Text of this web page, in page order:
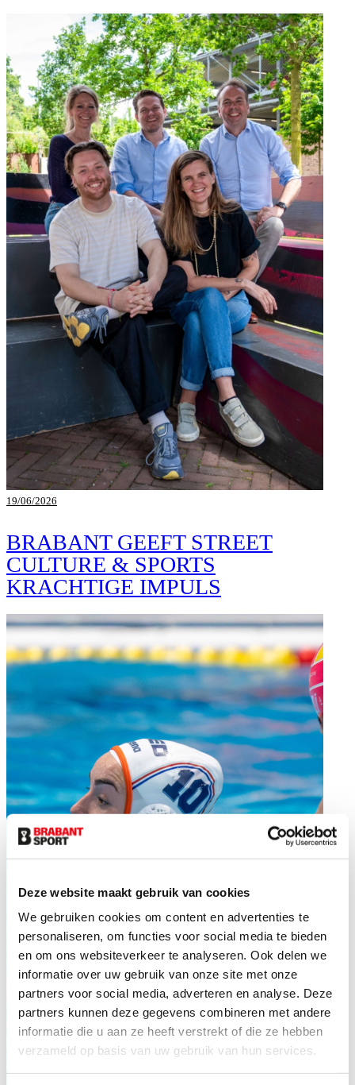
Deze website maakt gebruik van cookies
We gebruiken cookies om content en advertenties te
personaliseren, om functies voor social media te bieden
en om ons websiteverkeer te analyseren. Ook delen we
informatie over uw gebruik van onze site met onze
partners voor social media, adverteren en analyse. Deze
partners kunnen deze gegevens combineren met andere
informatie die u aan ze heeft verstrekt of die ze hebben
verzameld op basis van uw gebruik van hun services.
19/06/2026
BRABANT GEEFT STREET
CULTURE & SPORTS
KRACHTIGE IMPULS